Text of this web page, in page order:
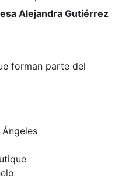
Alejandra Gutiérrez
forman parte del